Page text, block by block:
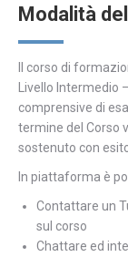
Modalità
Il corso di
Livello Intermedio
comprensive di
termine del Corso
sostenuto con
In piattaforma è
Contattare un
sul corso
Chattare ed